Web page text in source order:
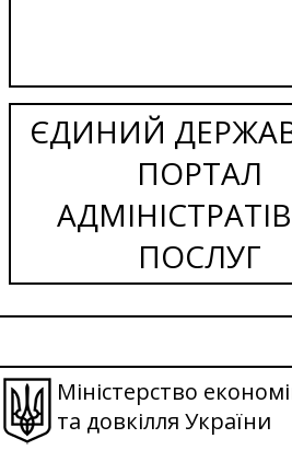
ЄДИНИЙ
ПОРТАЛ
ПОСЛУГ
Міністерство
та довкілля України